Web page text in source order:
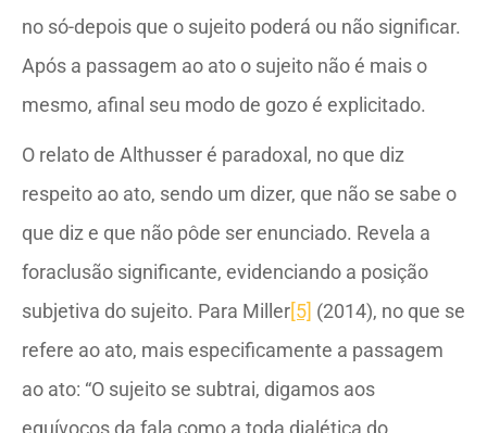
no só-depois que o sujeito poderá ou não significar.
Após a passagem ao ato o sujeito não é mais o
mesmo, afinal seu modo de gozo é explicitado.
O relato de Althusser é paradoxal, no que diz
respeito ao ato, sendo um dizer, que não se sabe o
que diz e que não pôde ser enunciado. Revela a
foraclusão significante, evidenciando a posição
subjetiva do sujeito. Para Miller[5] (2014), no que se
refere ao ato, mais especificamente a passagem
ao ato: “O sujeito se subtrai, digamos aos
equívocos da fala como a toda dialética do